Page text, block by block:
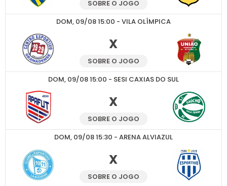
SOBRE O JOGO
DOM, 09/08 15:00 - VILA OLÍMPICA
X
SOBRE O JOGO
DOM, 09/08 15:00 - SESI CAXIAS DO SUL
X
SOBRE O JOGO
DOM, 09/08 15:30 - ARENA ALVIAZUL
X
SOBRE O JOGO